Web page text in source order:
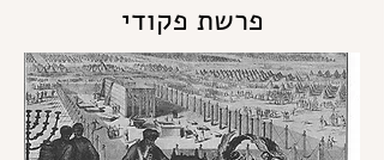
פרשת פקודי